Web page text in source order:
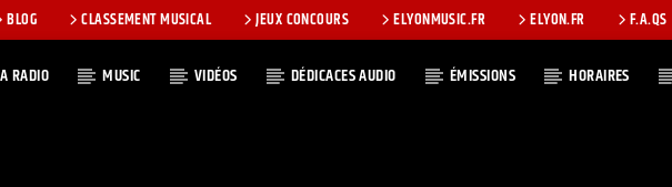
BLOG CLASSEMENT MUSICAL JEUX CONCOURS ELYONMUSIC.FR ELYON.FR F.A.QS
RADIO MUSIC VIDÉOS DÉDICACES AUDIO ÉMISSIONS HORAIRES